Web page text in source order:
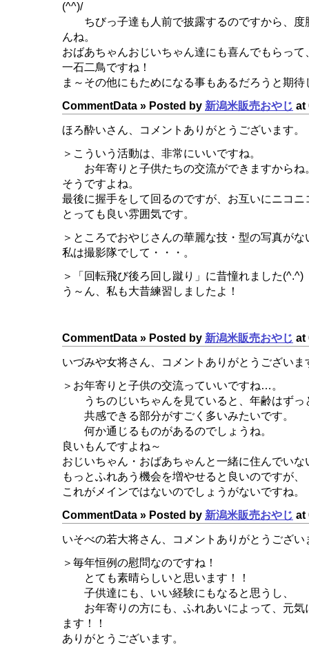
(^^)/
ちびっ子達も人前で披露するのですから、度
んね。
おばあちゃんおじいちゃん達にも喜んでもらっ
一石二鳥ですね！
ま～その他にもためになる事もあるだろうと期待
CommentData » Posted by 新潟米販売おやじ at
ほろ酔いさん、コメントありがとうございます。
＞こういう活動は、非常にいいですね。
お年寄りと子供たちの交流ができますからね
そうですよね。
最後に握手をして回るのですが、お互いにニコニ
とっても良い雰囲気です。
＞ところでおやじさんの華麗な技・型の写真が
私は撮影隊でして・・・。
＞「回転飛び後ろ回し蹴り」に昔憧れました(^.^)
う～ん、私も大昔練習しましたよ！
CommentData » Posted by 新潟米販売おやじ at
いづみや女将さん、コメントありがとうございま
＞お年寄りと子供の交流っていいですね…。
うちのじいちゃんを見ていると、年齢はずっ
共感できる部分がすごく多いみたいです。
何か通じるものがあるのでしょうね。
良いもんですよね～
おじいちゃん・おばあちゃんと一緒に住んでいな
もっとふれあう機会を増やせると良いのですが、
これがメインではないのでしょうがないですね。
CommentData » Posted by 新潟米販売おやじ at
いそべの若大将さん、コメントありがとうござい
＞毎年恒例の慰問なのですね！
とても素晴らしいと思います！！
子供達にも、いい経験にもなると思うし、
お年寄りの方にも、ふれあいによって、元気
ます！！
ありがとうございます。